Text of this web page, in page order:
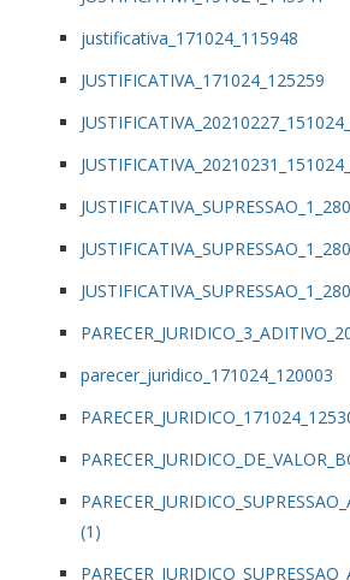
justificativa_171024_115948
JUSTIFICATIVA_171024_125259
parecer_juridico_171024_120003
(1)